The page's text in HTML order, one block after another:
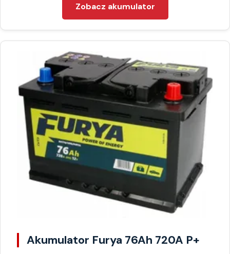
Zobacz akumulator
Akumulator Furya 76Ah 720A P+